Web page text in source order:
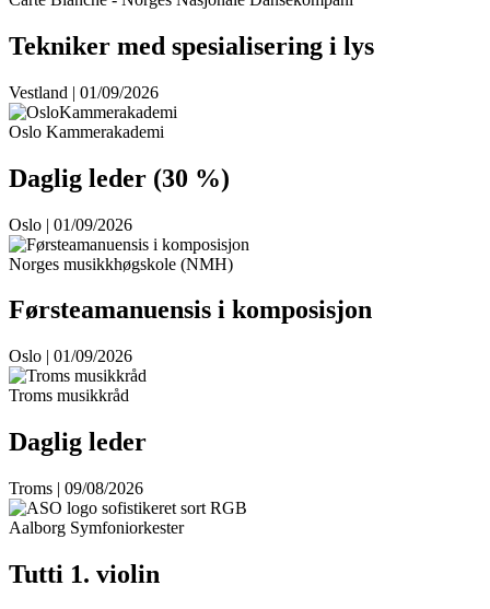
Tekniker med spesialisering i lys
Vestland | 01/09/2026
Oslo Kammerakademi
Daglig leder (30 %)
Oslo | 01/09/2026
Norges musikkhøgskole (NMH)
Førsteamanuensis i komposisjon
Oslo | 01/09/2026
Troms musikkråd
Daglig leder
Troms | 09/08/2026
Aalborg Symfoniorkester
Tutti 1. violin